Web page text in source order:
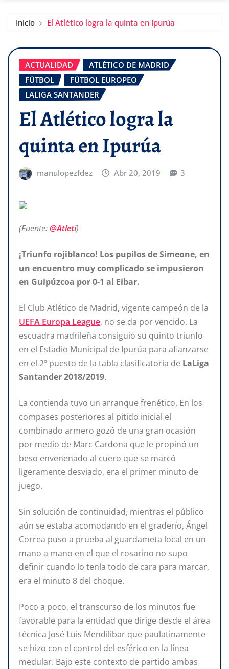
Inicio El Atlético logra la quinta en Ipurúa
ACTUALIDAD
ATLÉTICO DE MADRID
FÚTBOL
FÚTBOL EUROPEO
LALIGA SANTANDER
El Atlético logra la
quinta en Ipurúa
manulopezfdez Abr 20, 2019 3
(Fuente:@Atleti)
¡Triunfo rojiblanco! Los pupilos de Simeone, en
un encuentro muy complicado se impusieron
en Guipúzcoa por 0-1 al Eibar.
El Club Atlético de Madrid, vigente campeón de la
UEFA Europa League, no se da por vencido. La
escuadra madrileña consiguió su quinto triunfo
en el Estadio Municipal de Ipurúa para afianzarse
en el 2º puesto de la tabla clasificatoria de LaLiga
Santander 2018/2019.
La contienda tuvo un arranque frenético. En los
compases posteriores al pitido inicial el
combinado armero gozó de una gran ocasión
por medio de Marc Cardona que le propinó un
beso envenenado al cuero que se marcó
ligeramente desviado, era el primer minuto de
juego.
Sin solución de continuidad, mientras el público
aún se estaba acomodando en el graderío, Ángel
Correa puso a prueba al guardameta local en un
mano a mano en el que el rosarino no supo
definir cuando lo tenía todo de cara para marcar,
era el minuto 8 del choque.
Poco a poco, el transcurso de los minutos fue
favorable para la entidad que dirige desde el área
técnica José Luis Mendilibar que paulatinamente
se hizo con el control del esférico en la línea
medular. Bajo este contexto de partido ambas